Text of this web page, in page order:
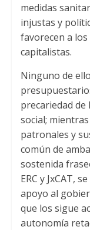
medidas
injustas y
favorecen a
capitalistas.
Ninguno de
precariedad
social;
patronales y
común de
sostenida
ERC y JxCAT,
apoyo al
que los sigue
autonomía